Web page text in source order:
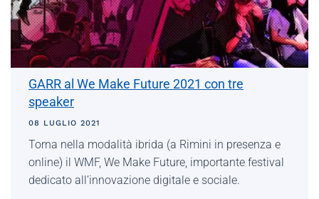
GARR al We Make Future 2021 con tre
speaker
08 LUGLIO 2021
Torna nella modalità ibrida (a Rimini in presenza e
online) il WMF, We Make Future, importante festival
dedicato all’innovazione digitale e sociale.